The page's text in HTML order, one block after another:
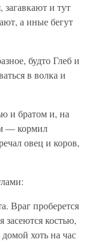
и тут
а иные бегут
будто Глеб и
в волка и
и братом и, на
— кормил
овец и коров,
Враг проберется
костью,
хоть на час